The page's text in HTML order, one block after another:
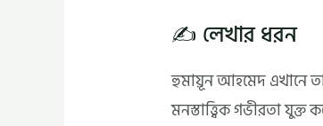
✍️ লেখার ধরন
হুমায়ূন আহমেদ এখানে
মনস্তাত্ত্বিক গভীরতা যুক্ত